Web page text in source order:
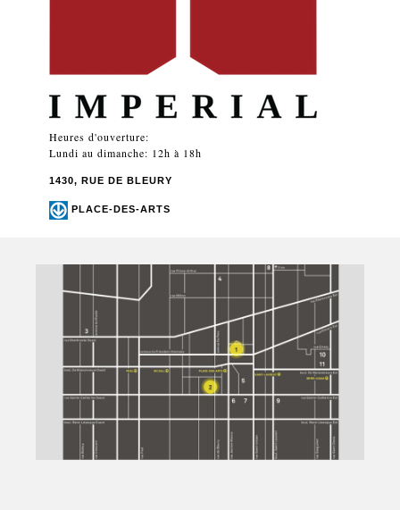
Heures d'ouverture:
Lundi au dimanche: 12h à 18h
1430, RUE DE BLEURY
PLACE-DES-ARTS